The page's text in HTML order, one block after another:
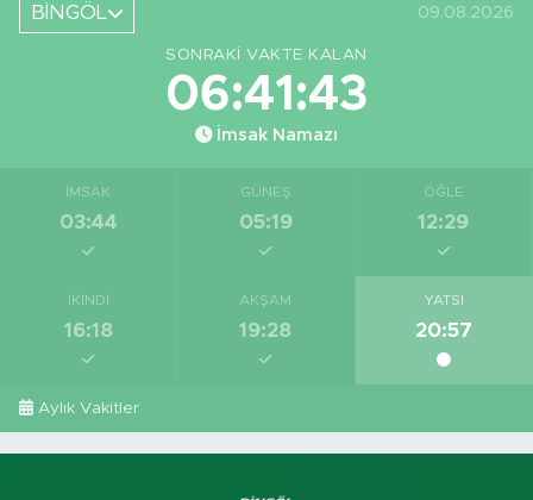
BİNGÖL
09.08.2026
SONRAKI VAKTE KALAN
06:41:42
İmsak Namazı
İMSAK
03:44
GÜNEŞ
05:19
ÖĞLE
12:29
İKINDI
16:18
AKŞAM
19:28
YATSI
20:57
Aylık Vakitler